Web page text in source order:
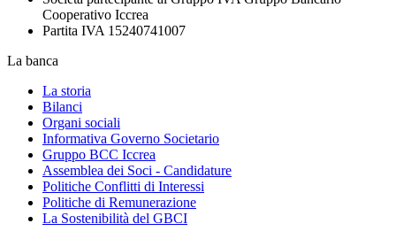
Cooperativo Iccrea
Partita IVA 15240741007
La banca
La storia
Bilanci
Organi sociali
Informativa Governo Societario
Gruppo BCC Iccrea
Assemblea dei Soci - Candidature
Politiche Conflitti di Interessi
Politiche di Remunerazione
La Sostenibilità del GBCI